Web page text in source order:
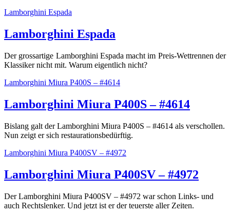
Lamborghini Espada
Lamborghini Espada
Der grossartige Lamborghini Espada macht im Preis-Wettrennen der
Klassiker nicht mit. Warum eigentlich nicht?
Lamborghini Miura P400S – #4614
Lamborghini Miura P400S – #4614
Bislang galt der Lamborghini Miura P400S – #4614 als verschollen.
Nun zeigt er sich restaurationsbedürftig.
Lamborghini Miura P400SV – #4972
Lamborghini Miura P400SV – #4972
Der Lamborghini Miura P400SV – #4972 war schon Links- und
auch Rechtslenker. Und jetzt ist er der teuerste aller Zeiten.